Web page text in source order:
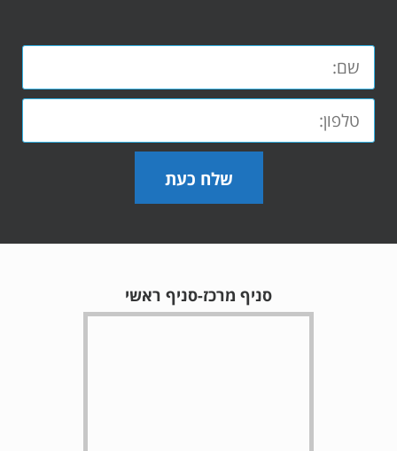
שלח כעת
סניף מרכז-סניף ראשי